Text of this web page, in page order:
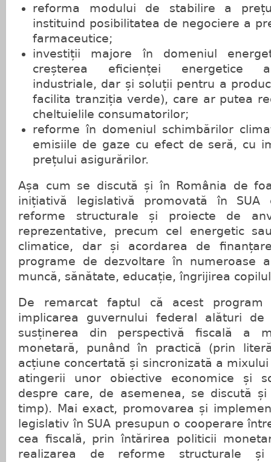
reforma modului de stabilire a
instituind posibilitatea de negociere a
farmaceutice;
investiții majore în domeniul
creșterea eficienței energetice a
industriale, dar și soluții pentru a
facilita tranziția verde), care ar putea
cheltuielile consumatorilor;
reforme în domeniul schimbărilor
emisiile de gaze cu efect de seră, cu
prețului asigurărilor.
Așa cum se discută și în România de
inițiativă legislativă promovată în SUA
reforme structurale și proiecte de
reprezentative, precum cel energetic
climatice, dar și acordarea de
programe de dezvoltare în numeroase
muncă, sănătate, educație, îngrijirea
De remarcat faptul că acest program
implicarea guvernului federal alături
susținerea din perspectivă fiscală a
monetară, punând în practică (prin
acțiune concertată și sincronizată a
atingerii unor obiective economice și
despre care, de asemenea, se discută
timp). Mai exact, promovarea și
legislativ în SUA presupun o cooperare
cea fiscală, prin întărirea politicii
realizarea de reforme structurale și